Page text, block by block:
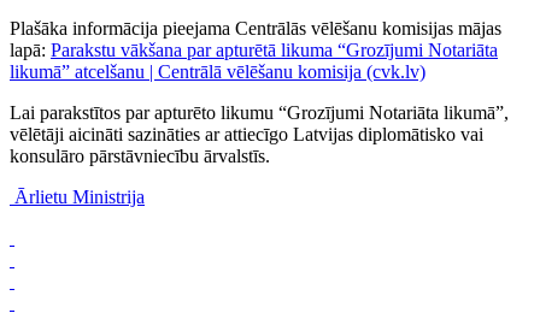
Plašāka informācija pieejama Centrālās vēlēšanu komisijas mājas
lapā: Parakstu vākšana par apturētā likuma “Grozījumi Notariāta
likumā” atcelšanu | Centrālā vēlēšanu komisija (cvk.lv)
Lai parakstītos par apturēto likumu “Grozījumi Notariāta likumā”,
vēlētāji aicināti sazināties ar attiecīgo Latvijas diplomātisko vai
konsulāro pārstāvniecību ārvalstīs.
Ārlietu Ministrija